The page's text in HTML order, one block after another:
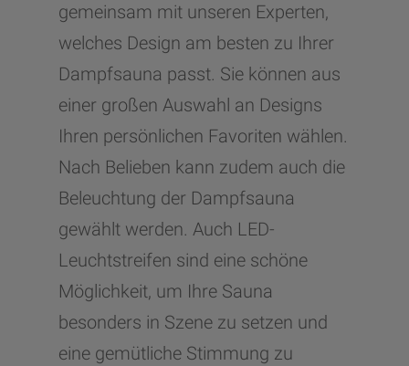
gemeinsam mit unseren Experten,
welches Design am besten zu Ihrer
Dampfsauna passt. Sie können aus
einer großen Auswahl an Designs
Ihren persönlichen Favoriten wählen.
Nach Belieben kann zudem auch die
Beleuchtung der Dampfsauna
gewählt werden. Auch LED-
Leuchtstreifen sind eine schöne
Möglichkeit, um Ihre Sauna
besonders in Szene zu setzen und
eine gemütliche Stimmung zu